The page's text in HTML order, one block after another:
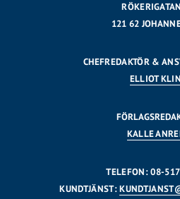
121 62
CHEFREDAKTÖR &
ELLIOT
KALLE
TELEFON: 08-
KUNDTJÄNST: